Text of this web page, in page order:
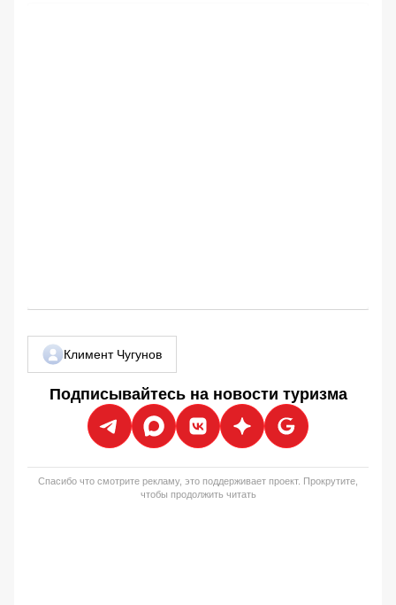
Климент Чугунов
Подписывайтесь на новости туризма
Спасибо что смотрите рекламу, это поддерживает проект. Прокрутите,
чтобы продолжить читать